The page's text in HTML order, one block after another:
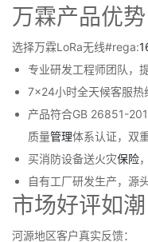
万霖产品优势
选择万霖LoRa无线#rega:
专业研发工程师团队，
7×24小时全天候客服
产品符合GB 26851-
质量管理体系认证，双
买消防设备送火灾保险
自有工厂研发生产，源
市场好评如潮
河源地区客户真实反馈：